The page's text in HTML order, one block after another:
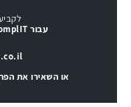
עבור ComplIT שירותי מחשוב לעסקים!
או השאירו את